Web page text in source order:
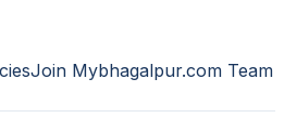
Join Mybhagalpur.com Team